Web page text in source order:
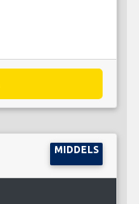
MIDDELS